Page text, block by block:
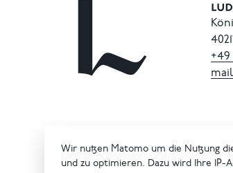
+49
Wir nutzen Matomo um die Nutzung
und zu optimieren. Dazu wird Ihre IP-